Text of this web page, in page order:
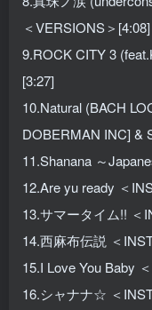
＜VERSIONS＞[4:08]
9.ROCK CITY 3
[3:27]
10.Natural (BACH
DOBERMAN INC] &
11.Shanana ～
12.Are yu ready ＜
13.サマータイム!! ＜
14.西麻布伝説 ＜
15.I Love You Baby
16.シャナナ☆ ＜